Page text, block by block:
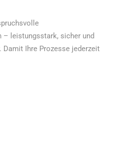
– leistungsstark, sicher und
Damit Ihre Prozesse jederzeit